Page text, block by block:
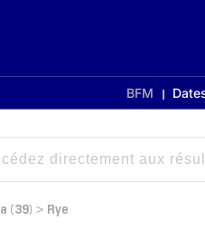
BFM
(39) > Rye